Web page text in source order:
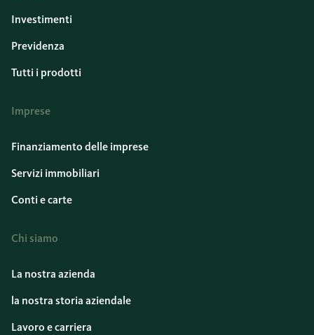
Investimenti
Previdenza
Tutti i prodotti
Imprese
Finanziamento delle imprese
Servizi immobiliari
Conti e carte
Chi siamo
La nostra azienda
la nostra storia aziendale
Lavoro e carriera